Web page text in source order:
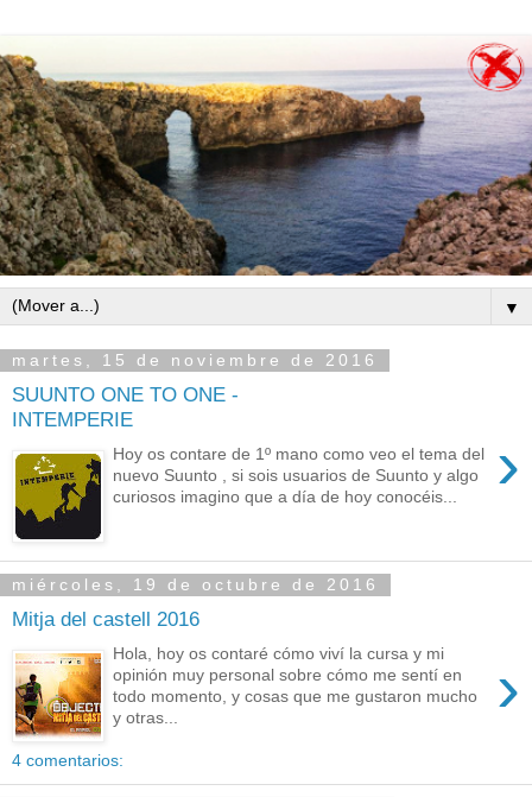
▼
martes, 15 de noviembre de 2016
SUUNTO ONE TO ONE -
INTEMPERIE
›
Hoy os contare de 1º mano como veo el tema del
nuevo Suunto , si sois usuarios de Suunto y algo
curiosos imagino que a día de hoy conocéis...
miércoles, 19 de octubre de 2016
Mitja del castell 2016
›
Hola, hoy os contaré cómo viví la cursa y mi
opinión muy personal sobre cómo me sentí en
todo momento, y cosas que me gustaron mucho
y otras...
4 comentarios: